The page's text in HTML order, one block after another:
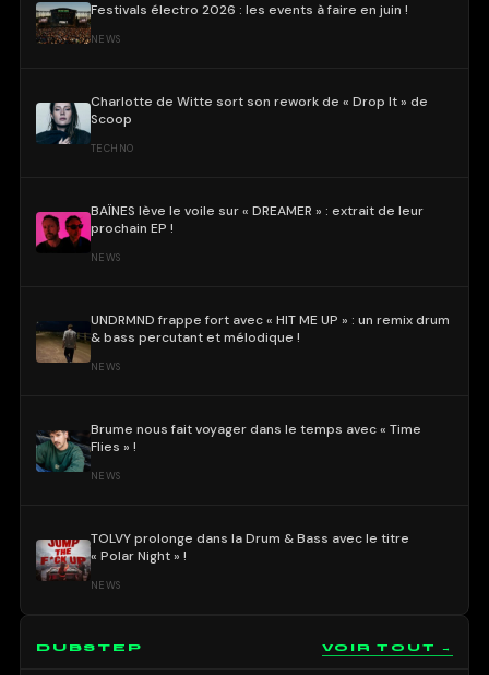
Festivals électro 2026 : les events à faire en juin !
NEWS
Charlotte de Witte sort son rework de « Drop It » de
Scoop
TECHNO
BAÏNES lève le voile sur « DREAMER » : extrait de leur
prochain EP !
NEWS
UNDRMND frappe fort avec « HIT ME UP » : un remix drum
& bass percutant et mélodique !
NEWS
Brume nous fait voyager dans le temps avec « Time
Flies » !
NEWS
TOLVY prolonge dans la Drum & Bass avec le titre
« Polar Night » !
NEWS
DUBSTEP VOIR TOUT →